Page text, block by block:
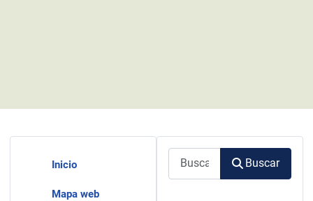
Inicio
Mapa web
Buscar